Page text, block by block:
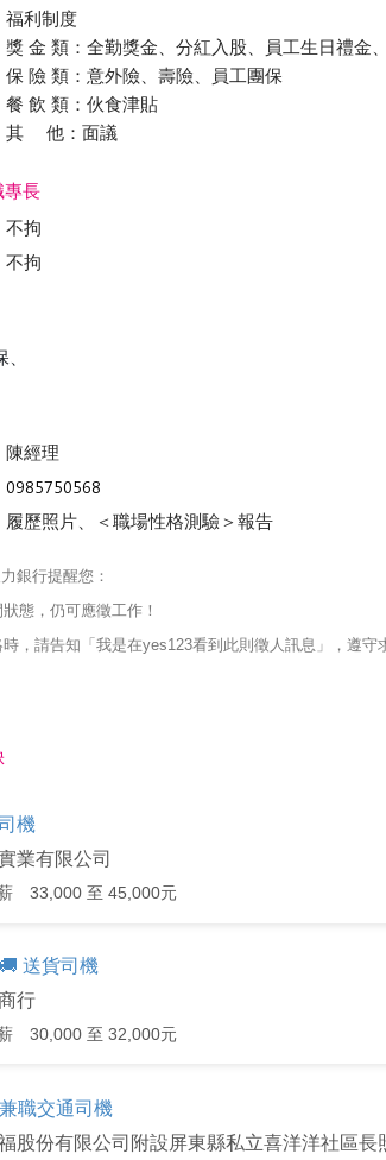
福利制度
獎 金 類：全勤獎金、分紅入股、員工生日禮金
保 險 類：意外險、壽險、員工團保
餐 飲 類：伙食津貼
其 他：面議
專長
不拘
不拘
陳經理
履歷照片、＜職場性格測驗＞報告
銀行提醒您：
態，仍可應徵工作！
，請告知「我是在yes123看到此則徵人訊息」，遵守
機
業有限公司
33,000 至 45,000元
🚚 送貨司機
行
30,000 至 32,000元
兼職交通司機
股份有限公司附設屏東縣私立喜洋洋社區長